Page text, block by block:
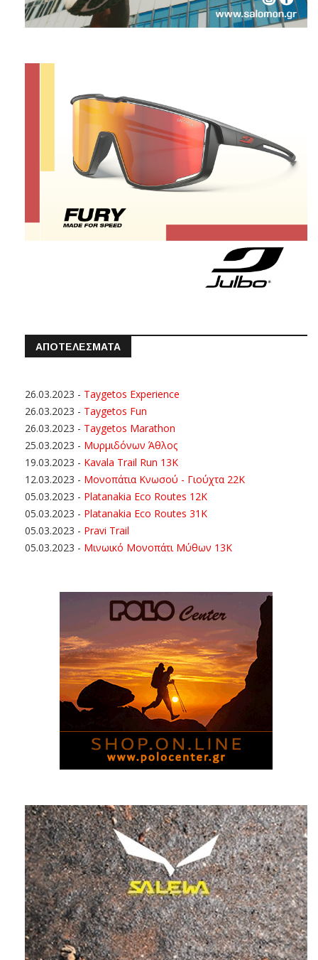
ΑΠΟΤΕΛΕΣΜΑΤΑ
26.03.2023 - Taygetos Experience
26.03.2023 - Taygetos Fun
26.03.2023 - Taygetos Marathon
25.03.2023 - Μυρμιδόνων Άθλος
19.03.2023 - Kavala Trail Run 13K
12.03.2023 - Μονοπάτια Κνωσού - Γιούχτα 22Κ
05.03.2023 - Platanakia Eco Routes 12K
05.03.2023 - Platanakia Eco Routes 31K
05.03.2023 - Pravi Trail
05.03.2023 - Μινωικό Μονοπάτι Μύθων 13Κ